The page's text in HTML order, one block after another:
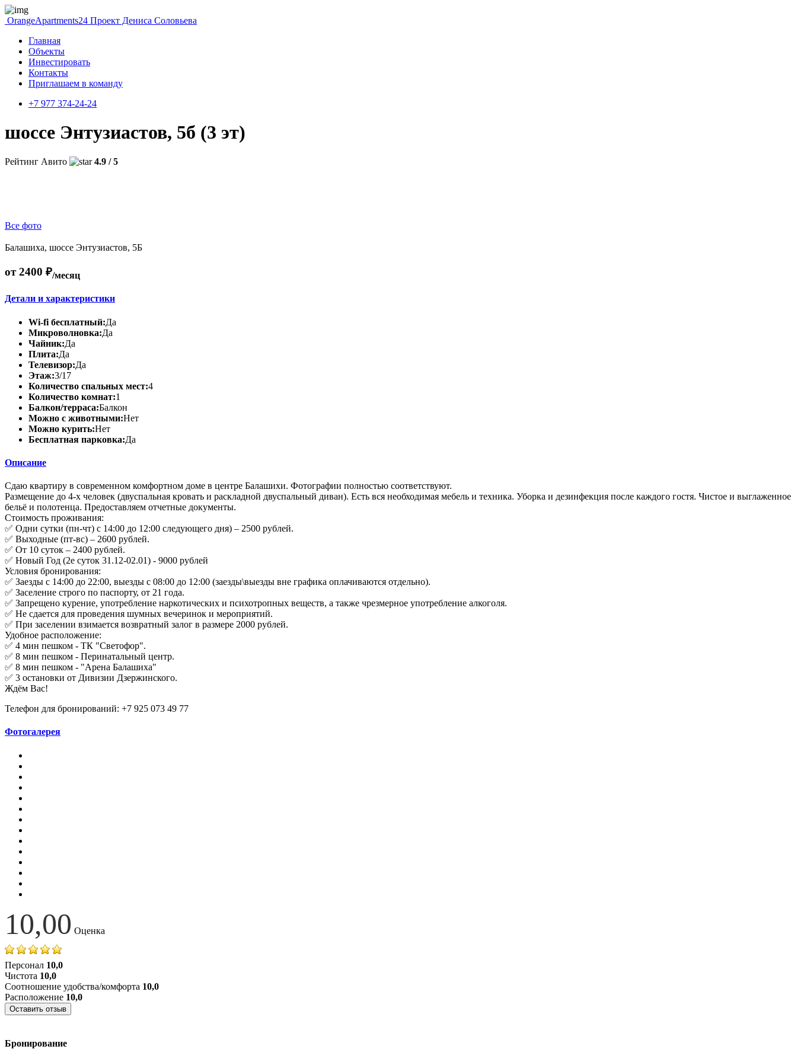
OrangeApartments24 Проект Дениса Соловьева
Главная
Объекты
Инвестировать
Контакты
Приглашаем в команду
+7 977 374-24-24
шоссе Энтузиастов, 5б (3 эт)
Рейтинг Авито 4.9 / 5
Все фото
Балашиха, шоссе Энтузиастов, 5Б
от 2400 ₽/месяц
Детали и характеристики
Wi-fi бесплатный:Да
Микроволновка:Да
Чайник:Да
Плита:Да
Телевизор:Да
Этаж:3/17
Количество спальных мест:4
Количество комнат:1
Балкон/терраса:Балкон
Можно с животными:Нет
Можно курить:Нет
Бесплатная парковка:Да
Описание
Сдаю квартиру в современном комфортном доме в центре Балашихи. Фотографии полностью соответствуют.
Размещение до 4-х человек (двуспальная кровать и раскладной двуспальный диван). Есть вся необходимая мебель и техника. Уборка и дезинфекция после каждого гостя. Чистое и выглаженное
бельё и полотенца. Предоставляем отчетные документы.
Стоимость проживания:
✅ Одни сутки (пн-чт) с 14:00 до 12:00 следующего дня) – 2500 рублей.
✅ Выходные (пт-вс) – 2600 рублей.
✅ От 10 суток – 2400 рублей.
✅ Новый Год (2е суток 31.12-02.01) - 9000 рублей
Условия бронирования:
✅ Заезды с 14:00 до 22:00, выезды с 08:00 до 12:00 (заезды\выезды вне графика оплачиваются отдельно).
✅ Заселение строго по паспорту, от 21 года.
✅ Запрещено курение, употребление наркотических и психотропных веществ, а также чрезмерное употребление алкоголя.
✅ Не сдается для проведения шумных вечеринок и мероприятий.
✅ При заселении взимается возвратный залог в размере 2000 рублей.
Удобное расположение:
✅ 4 мин пешком - ТК "Светофор".
✅ 8 мин пешком - Перинатальный центр.
✅ 8 мин пешком - "Арена Балашиха"
✅ 3 остановки от Дивизии Дзержинского.
Ждём Вас!
Телефон для бронирований: +7 925 073 49 77
Фотогалерея
10,00 Оценка
Персонал 10,0
Чистота 10,0
Соотношение удобства/комфорта 10,0
Расположение 10,0
Оставить отзыв
Бронирование